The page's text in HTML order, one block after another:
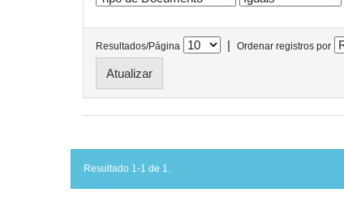
Resultados/Página | Ordenar registros por
Resultado 1-1 de 1.